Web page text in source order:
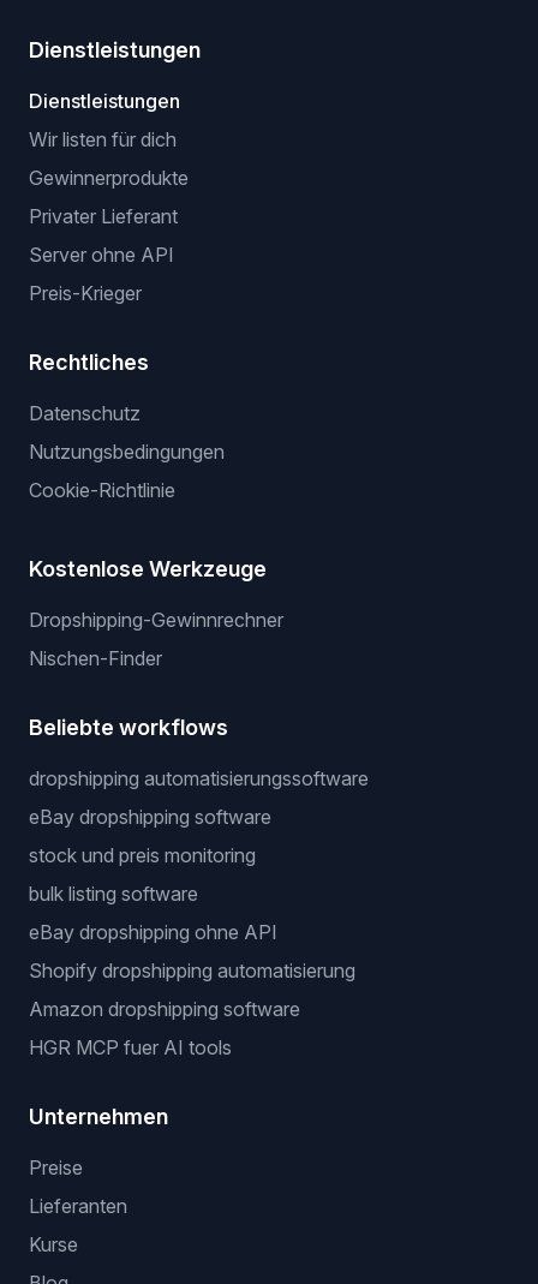
Dienstleistungen
Dienstleistungen
Wir listen für dich
Gewinnerprodukte
Privater Lieferant
Server ohne API
Preis-Krieger
Rechtliches
Datenschutz
Nutzungsbedingungen
Cookie-Richtlinie
Kostenlose Werkzeuge
Dropshipping-Gewinnrechner
Nischen-Finder
Beliebte workflows
dropshipping automatisierungssoftware
eBay dropshipping software
stock und preis monitoring
bulk listing software
eBay dropshipping ohne API
Shopify dropshipping automatisierung
Amazon dropshipping software
HGR MCP fuer AI tools
Unternehmen
Preise
Lieferanten
Kurse